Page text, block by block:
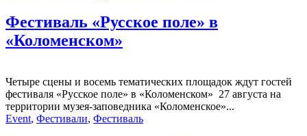
Фестиваль «Русское поле» в
«Коломенском»
Четыре сцены и восемь тематических площадок ждут гостей
фестиваля «Русское поле» в «Коломенском» 27 августа на
территории музея-заповедника «Коломенское»...
Event, Фестивали, Фестиваль